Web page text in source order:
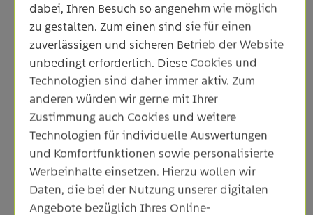
Was ändert sich für Sie?
Getreu unserer Kampagne „Silke bleibt Silke und
Bernd bleibt Bernd“ erreichen Sie Ihre Netz-
Ansprechpartner auch weiterhin telefonisch unter
07961 9336-xxxx und der entsprechenden
Durchwahlnummer. Ausschließlich die
Mailadressen ändern sich von M.Mustermann@ng-
o.com auf M.Mustermann@netze-odr.de.
dabei, Ihren Besuch so angenehm wie möglich
zu gestalten. Zum einen sind sie für einen
zuverlässigen und sicheren Betrieb der Website
unbedingt erforderlich. Diese Cookies und
Technologien sind daher immer aktiv. Zum
anderen würden wir gerne mit Ihrer
Zustimmung auch Cookies und weitere
Technologien für individuelle Auswertungen
und Komfortfunktionen sowie personalisierte
Werbeinhalte einsetzen. Hierzu wollen wir
Daten, die bei der Nutzung unserer digitalen
Angebote bezüglich Ihres Online-